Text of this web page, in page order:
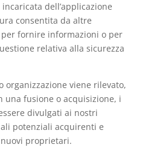
dell’applicazione
consentita da altre
fornire informazioni o per
relativa alla sicurezza
organizzazione viene rilevato,
una fusione o acquisizione, i
divulgati ai nostri
potenziali acquirenti e
proprietari.